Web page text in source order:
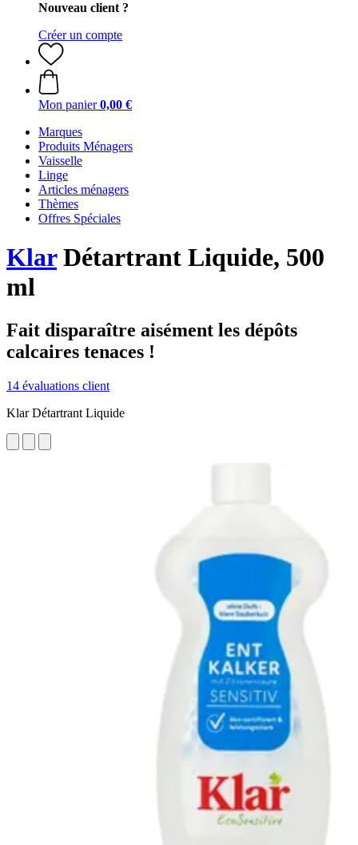
Nouveau client ?
Créer un compte
Mon panier 0,00 €
Marques
Produits Ménagers
Vaisselle
Linge
Articles ménagers
Thèmes
Offres Spéciales
KlarDétartrant Liquide, 500
ml
Fait disparaître aisément les dépôts
calcaires tenaces !
14 évaluations client
Klar Détartrant Liquide